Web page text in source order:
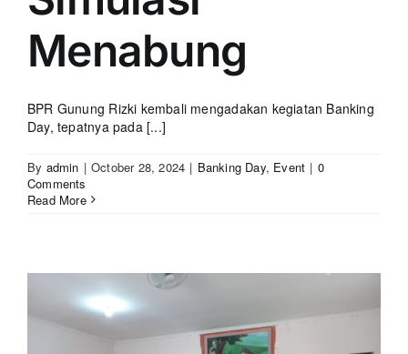
Menabung
BPR Gunung Rizki kembali mengadakan kegiatan Banking
Day, tepatnya pada [...]
By admin | October 28, 2024 | Banking Day, Event | 0
Comments
Read More